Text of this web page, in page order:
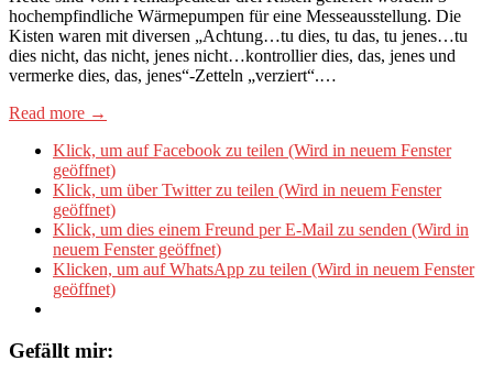
hochempfindliche Wärmepumpen für eine Messeausstellung. Die
Kisten waren mit diversen „Achtung…tu dies, tu das, tu jenes…tu
dies nicht, das nicht, jenes nicht…kontrollier dies, das, jenes und
vermerke dies, das, jenes“-Zetteln „verziert“.…
Read more →
Klick, um auf Facebook zu teilen (Wird in neuem Fenster
geöffnet)
Klick, um über Twitter zu teilen (Wird in neuem Fenster
geöffnet)
Klick, um dies einem Freund per E-Mail zu senden (Wird in
neuem Fenster geöffnet)
Klicken, um auf WhatsApp zu teilen (Wird in neuem Fenster
geöffnet)
Gefällt mir: